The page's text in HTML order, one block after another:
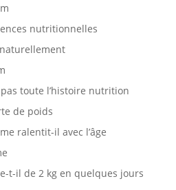
nutritionnelles
toute l’histoire nutrition
de poids
ralentit-il avec l’âge
t-il de 2 kg en quelques jours